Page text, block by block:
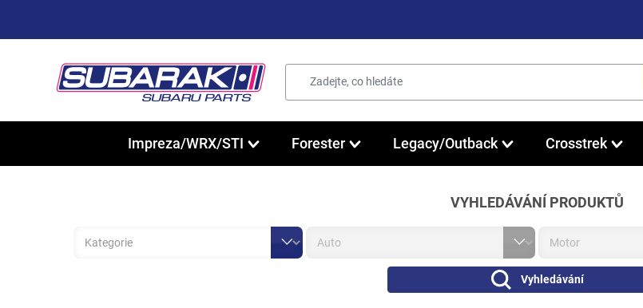
Impreza/WRX/STI Forester Legacy/Outback Crosstrek
VYHLEDÁVÁNÍ PRODUKTŮ
Vyhledávání